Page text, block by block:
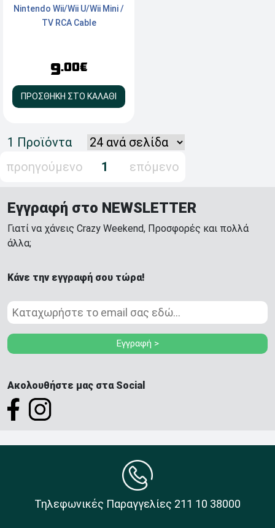
Nintendo Wii/Wii U/Wii Mini /
TV RCA Cable
9.00€
ΠΡΟΣΘΗΚΗ ΣΤΟ ΚΑΛΑΘΙ
1 Προϊόντα
προηγούμενο
1 επόμενο
Εγγραφή στο NEWSLETTER
Γιατί να χάνεις Crazy Weekend, Προσφορές και πολλά
άλλα;
Κάνε την εγγραφή σου τώρα!
Εγγραφή >
Ακολουθήστε μας στα Social
Τηλεφωνικές Παραγγελίες 211 10 38000